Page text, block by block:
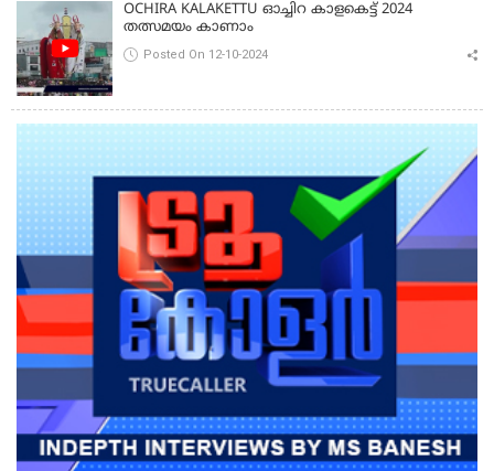
OCHIRA KALAKETTU ഓച്ചിറ കാളകെട്ട് 2024
തത്സമയം കാണാം
Posted On 12-10-2024